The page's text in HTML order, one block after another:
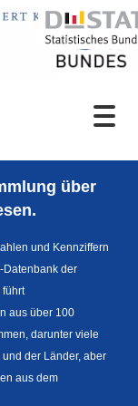
über
und Kennziffern
Datenbank der
führt
aus über 100
darunter viele
der Länder, aber
aus dem